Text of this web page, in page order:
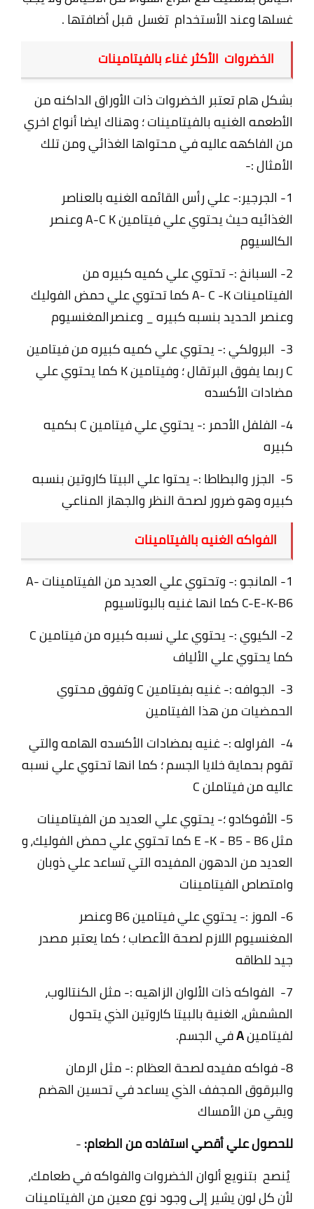
غسلها وعند الأستخدام تغسل قبل أضافتها .
الخضروات الأكثر غناء بالفيتامينات
بشكل هام تعتبر الخضروات ذات الأوراق الداكنه من
الأطعمه الغنيه بالفيتامينات ؛ وهناك ايضا أنواع اخري
من الفاكهه عاليه في محتواها الغذائي ومن تلك
الأمثال :-
1- الجرجير:- علي رأس القائمه الغنيه بالعناصر
الغذائيه حيث يحتوي علي فيتامين A-C K وعنصر
الكالسيوم
2- السبانخ :- تحتوي علي كميه كبيره من
الفيتامينات A- C -K كما تحتوي علي حمض الفوليك
وعنصر الحديد بنسبه كبيره _ وعنصرالمغنسيوم
3- البرولكي :- يحتوي علي كميه كبيره من فيتامين
C ربما يفوق البرتقال ؛ وفيتامين K كما يحتوي علي
مضادات الأكسده
4- الفلفل الأحمر :- يحتوي علي فيتامين C بكميه
كبيره
5- الجزر والبطاطا :- يحتوا علي البيتا كاروتين بنسبه
كبيره وهو ضرور لصحة النظر والجهاز المناعي
الفواكه الغنيه بالفيتامينات
1- المانجو :- وتحتوي علي العديد من الفيتامينات A-
C-E-K-B6 كما انها غنيه بالبوتاسيوم
2- الكيوي :- يحتوي علي نسبه كبيره من فيتامين C
كما يحتوي علي الألياف
3- الجوافه :- غنيه بفيتامين C وتفوق محتوي
الحمضيات من هذا الفيتامين
4- الفراوله :- غنيه بمضادات الأكسده الهامه والتي
تقوم بحماية خلايا الجسم ؛ كما انها تحتوي علي نسبه
عاليه من فيتاملن C
5- الأفوكادو ؛- يحتوي علي العديد من الفيتامينات
مثل E -K - B5 - B6 كما تحتوي علي
حمض الفوليك،و
العديد من الدهون المفيده التي تساعد علي ذوبان
وامتصاص الفيتامينات
6- الموز :- يحتوي علي فيتامين B6 وعنصر
المغنسيوم اللازم لصحة الأعصاب ؛ كما يعتبر مصدر
جيد للطاقه
7- الفواكه ذات الألوان الزاهيه :- مثل الكنتالوب،
المشمش، الغنية بالبيتا كاروتين الذي يتحول
لفيتامينAفي الجسم.
8- فواكه مفيده لصحة العظام :-
مثل الرمان
والبرقوق المجفف الذي يساعد في تحسين الهضم
ويقي من الأمساك
للحصول علي أقصي استفاده من الطعام:-
يُنصح بتنويع ألوان الخضروات والفواكه في طعامك،
لأن كل لون يشير إلى وجود نوع معين من الفيتامينات